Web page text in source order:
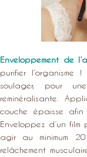
Enveloppement de
purifier l’organisme
soulager, pour
reminéralisante.
couche épaisse
Enveloppez d’un
agir au minimum
relâchement